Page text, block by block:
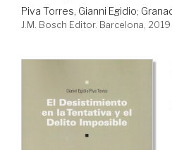
Piva Torres, Gianni Egidio;
J.M. Bosch Editor. Barcelona, 2019